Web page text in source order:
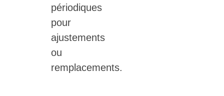
périodiques
pour
ajustements
ou
remplacements.